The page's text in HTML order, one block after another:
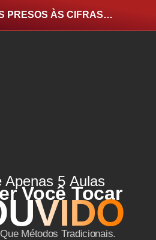
PRESOS ÀS CIFRAS…
Apenas 5 Aulas
Você Tocar
Métodos Tradicionais.